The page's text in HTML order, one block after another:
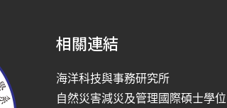
相關連結
海洋科技與事務研究所
自然災害減災及管理國際碩士學位